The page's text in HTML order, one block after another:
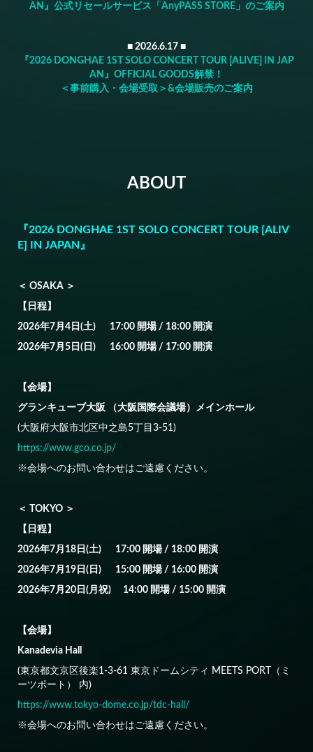
AN』公式リセールサービス「AnyPASS STORE」のご案内
■ 2026.6.17 ■
『2026 DONGHAE 1ST SOLO CONCERT TOUR [ALIVE] IN JAP
AN』OFFICIAL GOODS解禁！
＜事前購入・会場受取＞&会場販売のご案内
員先行受付のご案内
■ 2026.5.20 ■
『2026 DONGHAE 1ST SOLO CONCERT TOUR [ALIVE] IN JAP
AN』アップグレード受付のご案内
『2026 DONGHAE 1ST SOLO CONCERT TOUR [ALIVE] IN JAP
AN』 mu-mo TICKET先行受付のご案内
■ 2026.4.22 ■
『2026 DONGHAE 1ST SOLO CONCERT TOUR [ALIVE] IN JAP
『2026 DONGHAE 1ST SOLO CONCERT TOUR IN JAPAN』 開
ABOUT
『2026 DONGHAE 1ST SOLO CONCERT TOUR [ALIV
E] IN JAPAN』
＜ OSAKA ＞
【日程】
2026年7月4日(土) 17:00 開場 / 18:00 開演
2026年7月5日(日) 16:00 開場 / 17:00 開演
【会場】
グランキューブ大阪 （大阪国際会議場）メインホール
(大阪府大阪市北区中之島5丁目3-51)
https://www.gco.co.jp/
※会場へのお問い合わせはご遠慮ください。
＜ TOKYO ＞
【日程】
2026年7月18日(土) 17:00 開場 / 18:00 開演
2026年7月19日(日) 15:00 開場 / 16:00 開演
2026年7月20日(月祝) 14:00 開場 / 15:00 開演
【会場】
Kanadevia Hall
(東京都文京区後楽1-3-61 東京ドームシティ MEETS PORT（ミ
ーツポート） 内)
https://www.tokyo-dome.co.jp/tdc-hall/
※会場へのお問い合わせはご遠慮ください。